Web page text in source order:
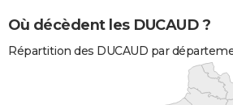
Où décèdent les DUCAUD ?
Répartition des DUCAUD par